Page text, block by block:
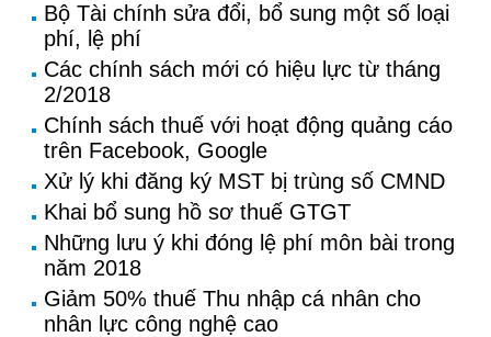
Bộ Tài chính sửa đổi, bổ sung một số loại
phí, lệ phí
Các chính sách mới có hiệu lực từ tháng
2/2018
Chính sách thuế với hoạt động quảng cáo
trên Facebook, Google
Xử lý khi đăng ký MST bị trùng số CMND
Khai bổ sung hồ sơ thuế GTGT
Những lưu ý khi đóng lệ phí môn bài trong
năm 2018
Giảm 50% thuế Thu nhập cá nhân cho
nhân lực công nghệ cao